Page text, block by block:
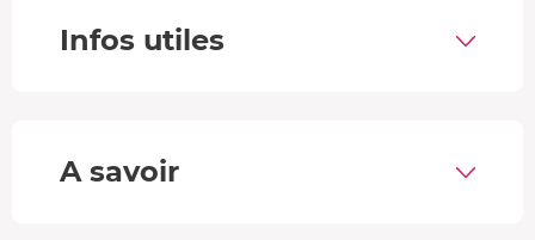
Avec son
moteur atmosphérique
est capable de vous faire grimper au-delà de 300 km/h en
Le circuit de Pouilly-en-Auxois
Infos utiles
A savoir